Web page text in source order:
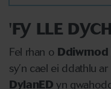
'FY LLE
Fel rhan o Ddiwrnod
sy’n cael ei ddathlu
DylanED yn